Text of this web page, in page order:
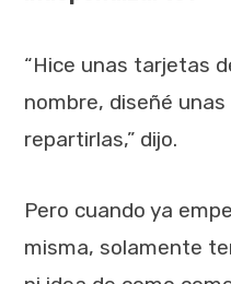
“Hice unas tarjetas
nombre, diseñé
repartirlas,” dijo.
Pero cuando ya
misma, solamente